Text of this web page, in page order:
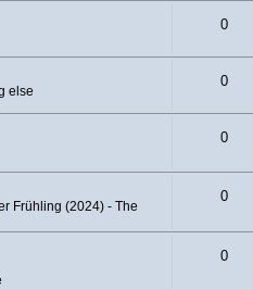
0
else
0
0
Frühling (2024) - The
0
0